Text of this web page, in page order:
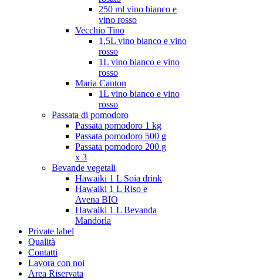
250 ml vino bianco e
vino rosso
Vecchio Tino
1,5L vino bianco e vino
rosso
1L vino bianco e vino
rosso
Maria Canton
1L vino bianco e vino
rosso
Passata di pomodoro
Passata pomodoro 1 kg
Passata pomodoro 500 g
Passata pomodoro 200 g
x 3
Bevande vegetali
Hawaiki 1 L Soia drink
Hawaiki 1 L Riso e
Avena BIO
Hawaiki 1 L Bevanda
Mandorla
Private label
Qualità
Contatti
Lavora con noi
Area Riservata